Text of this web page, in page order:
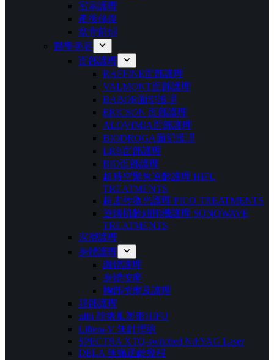
宮寒護理
產後修復
盆骨前傾
醫學美容
面部護理
RAFFINE面部護理
VALMONT面部護理
BABOR面部護理
ERICSON ⾯部護理
ALQVIMIA面部護理
BIODROGA面部護理
LRB面部護理
BIO⾯部護理
超時空聚焦逆齡護理 HIFU
TREATMENTS
超⽪秒激光護理 PICO TREATMENTS
逆轉肌齡細胞機護理 SONOWAVE
TREATMENTS
深層護理
身體護理
纖體護理
身體按摩
胸部按摩及護理
眼部護理
ulfit 龍捲風塑形HIFU
Liftera-V 無針埋線
SPECTRA XTQ-switched Nd:YAG Laser
DELA 無痛逆齡療程